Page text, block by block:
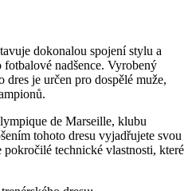
dokonalou spojení stylu a
nadšence. Vyrobený
dres je určen pro dospělé muže,
de Marseille, klubu
tohoto dresu vyjadřujete svou
technické vlastnosti, které